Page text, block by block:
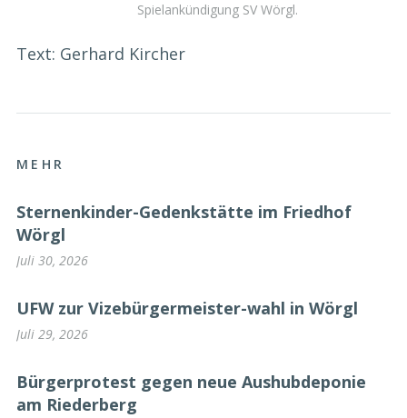
Spielankündigung SV Wörgl.
Text: Gerhard Kircher
MEHR
Sternenkinder-Gedenkstätte im Friedhof
Wörgl
Juli 30, 2026
UFW zur Vizebürgermeister-wahl in Wörgl
Juli 29, 2026
Bürgerprotest gegen neue Aushubdeponie
am Riederberg